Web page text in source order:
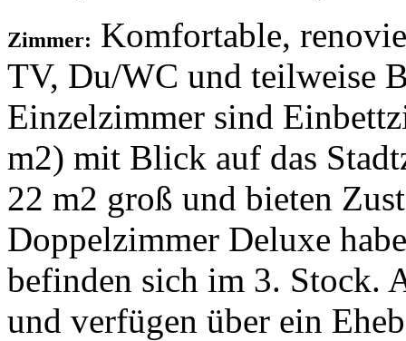
Zimmer: Komfortable,
TV, Du/WC und teilweise
Einzelzimmer sind
m2) mit Blick auf das
22 m2 groß und bieten
Doppelzimmer Deluxe
befinden sich im 3. Stock.
und verfügen über ein